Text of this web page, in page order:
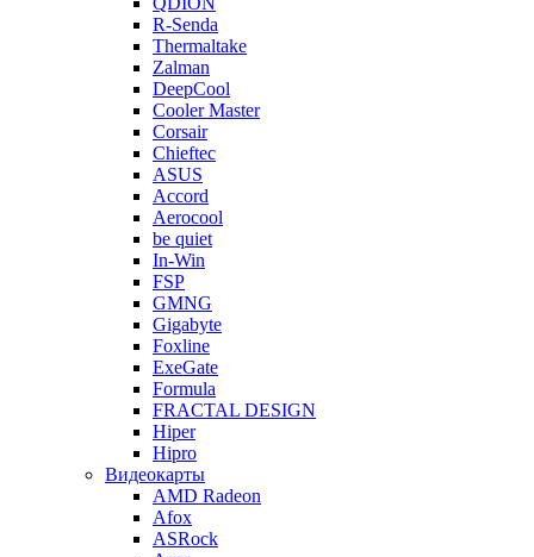
R-Senda
Thermaltake
Zalman
DeepCool
Cooler Master
Corsair
Chieftec
ASUS
Accord
Aerocool
be quiet
In-Win
FSP
GMNG
Gigabyte
Foxline
ExeGate
Formula
FRACTAL DESIGN
Hiper
Hipro
Видеокарты
AMD Radeon
Afox
ASRock